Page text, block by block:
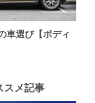
車選び【ボディ
スメ記事